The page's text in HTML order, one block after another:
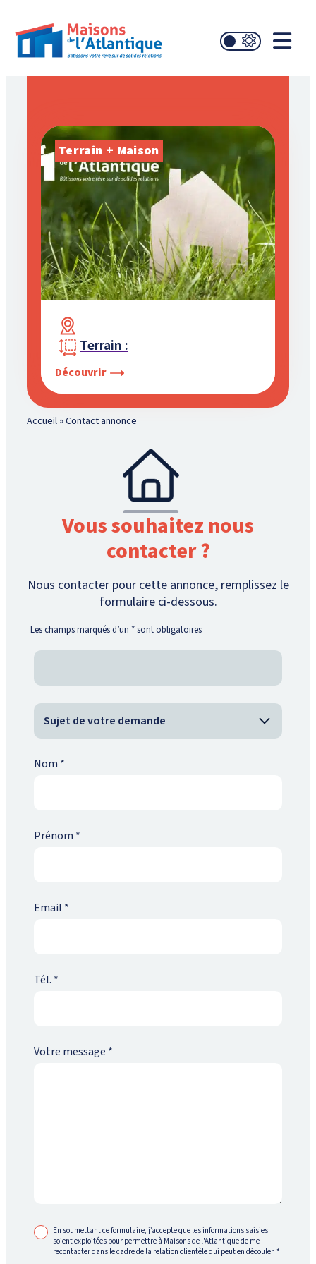
Terrain + Maison
Terrain :
Découvrir
Accueil»Contact annonce
Vous souhaitez nous
contacter ?
Nous contacter pour cette annonce, remplissez le
formulaire ci-dessous.
Les champs marqués d’un *sont obligatoires
Nom *
Prénom *
Email *
Tél. *
Votre message *
En soumettant ce formulaire, j’accepte que les informations saisies
soient exploitées pour permettre à Maisons de l'Atlantique de me
recontacter dans le cadre de la relation clientèle qui peut en découler.*